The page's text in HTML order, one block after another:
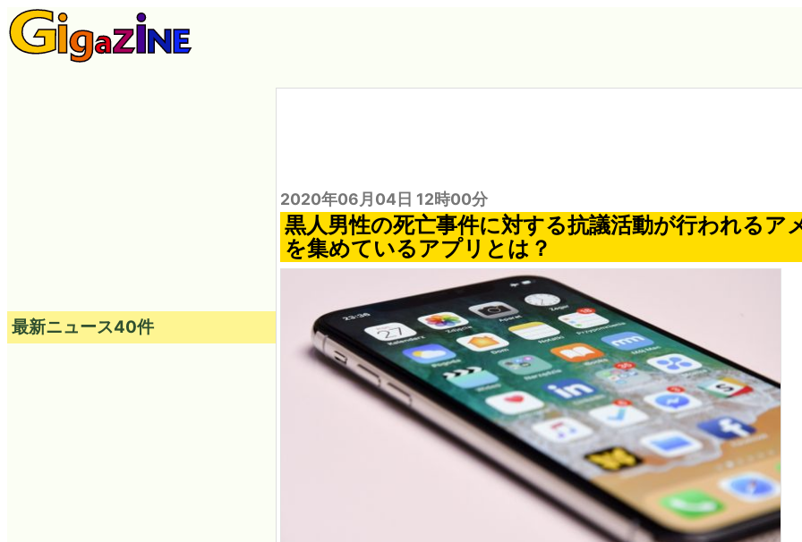
2020年06月04日 12時00分
黒人男性の死亡事件に対する抗議活動が行われるア
を集めているアプリとは？
最新ニュース40件